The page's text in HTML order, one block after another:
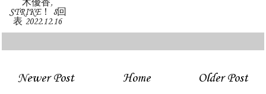
木優香,
STRIKE！ 8回
表 2022.12.16
Newer Post Older Post
Home